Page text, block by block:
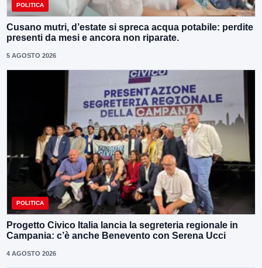
POLITICA
Cusano mutri, d’estate si spreca acqua potabile: perdite
presenti da mesi e ancora non riparate.
5 AGOSTO 2026
POLITICA
Progetto Civico Italia lancia la segreteria regionale in
Campania: c’è anche Benevento con Serena Ucci
4 AGOSTO 2026